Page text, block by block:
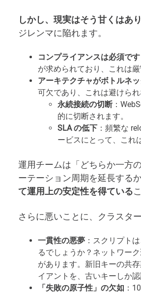
しかし、現実はそう甘くはあ
ジレンマに陥れます。
コンプライアンスは必須です
が求められており、これは厳
アーキテクチャがボトルネ
可欠であり、これは避けら
永続接続の切断 ：
的に切断されます。
SLA の低下 ：頻繁な
ービスにとって、これ
運用チームは「どちらか一方
ーテーション周期を延長する
て運用上の安定性を得ている
さらに悪いことに、クラスタ
一貫性の悪夢 ：スクリプト
るでしょうか？ネットワー
があります。新旧キーの共
イアントを、古いキーしか
「失敗の原子性」の欠如 ：